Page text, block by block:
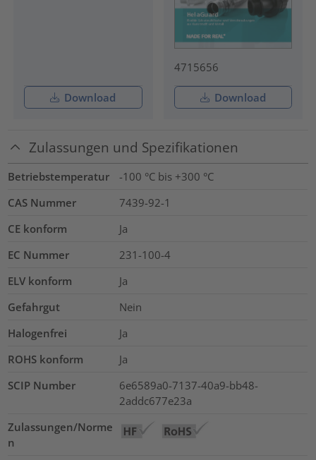
Download
4715656
Download
Zulassungen und Spezifikationen
Betriebstemperatur
-100 °C bis +300 °C
CAS Nummer
7439-92-1
CE konform
Ja
EC Nummer
231-100-4
ELV konform
Ja
Gefahrgut
Nein
Halogenfrei
Ja
ROHS konform
Ja
SCIP Number
6e6589a0-7137-40a9-bb48-
2addc677e23a
Zulassungen/Norme
n